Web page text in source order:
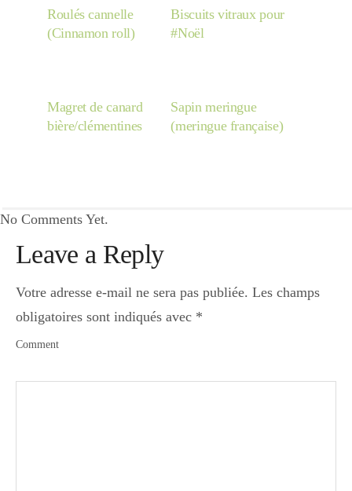
Roulés cannelle
(Cinnamon roll)
Biscuits vitraux pour
#Noël
Magret de canard
bière/clémentines
Sapin meringue
(meringue française)
No Comments Yet.
Leave a Reply
Votre adresse e-mail ne sera pas publiée. Les champs
obligatoires sont indiqués avec *
Comment